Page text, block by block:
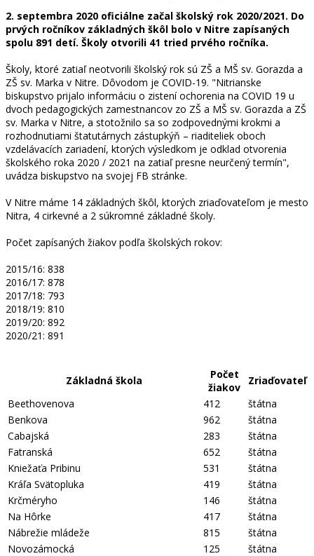
2. septembra 2020 oficiálne začal školský rok 2020/2021. Do
prvých ročníkov základných škôl bolo v Nitre zapísaných
spolu 891 detí. Školy otvorili 41 tried prvého ročníka.
Školy, ktoré zatiaľ neotvorili školský rok sú ZŠ a MŠ sv. Gorazda a
ZŠ sv. Marka v Nitre. Dôvodom je COVID-19. "Nitrianske
biskupstvo prijalo informáciu o zistení ochorenia na COVID 19 u
dvoch pedagogických zamestnancov zo ZŠ a MŠ sv. Gorazda a ZŠ
sv. Marka v Nitre, a stotožnilo sa so zodpovednými krokmi a
rozhodnutiami štatutárnych zástupkýň – riaditeliek oboch
vzdelávacích zariadení, ktorých výsledkom je odklad otvorenia
školského roka 2020 / 2021 na zatiaľ presne neurčený termín",
uvádza biskupstvo na svojej FB stránke.
V Nitre máme 14 základných škôl, ktorých zriaďovateľom je mesto
Nitra, 4 cirkevné a 2 súkromné základné školy.
Počet zapísaných žiakov podľa školských rokov:
2015/16: 838
2016/17: 878
2017/18: 793
2018/19: 810
2019/20: 892
2020/21: 891
Základná škola
Počet
žiakov
Zriaďovateľ
Beethovenova
412
štátna
Benkova
962
štátna
Cabajská
283
štátna
Fatranská
652
štátna
Kniežaťa Pribinu
531
štátna
Kráľa Svätopluka
419
štátna
Krčméryho
146
štátna
Na Hôrke
417
štátna
Nábrežie mládeže
815
štátna
Novozámocká
125
štátna